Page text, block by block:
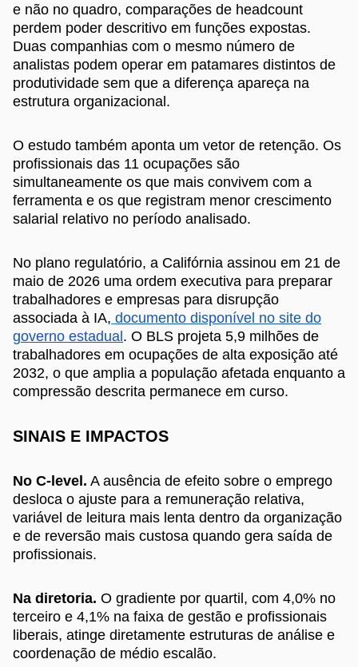
e não no quadro, comparações de headcount
perdem poder descritivo em funções expostas.
Duas companhias com o mesmo número de
analistas podem operar em patamares distintos de
produtividade sem que a diferença apareça na
estrutura organizacional.
O estudo também aponta um vetor de retenção. Os
profissionais das 11 ocupações são
simultaneamente os que mais convivem com a
ferramenta e os que registram menor crescimento
salarial relativo no período analisado.
No plano regulatório, a Califórnia assinou em 21 de
maio de 2026 uma ordem executiva para preparar
trabalhadores e empresas para disrupção
associada à IA, documento disponível no site do
governo estadual. O BLS projeta 5,9 milhões de
trabalhadores em ocupações de alta exposição até
2032, o que amplia a população afetada enquanto a
compressão descrita permanece em curso.
SINAIS E IMPACTOS
No C-level. A ausência de efeito sobre o emprego
desloca o ajuste para a remuneração relativa,
variável de leitura mais lenta dentro da organização
e de reversão mais custosa quando gera saída de
profissionais.
Na diretoria. O gradiente por quartil, com 4,0% no
terceiro e 4,1% na faixa de gestão e profissionais
liberais, atinge diretamente estruturas de análise e
coordenação de médio escalão.